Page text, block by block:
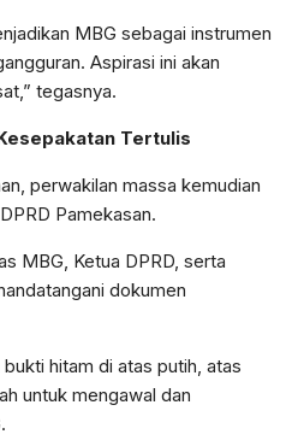
MBG sebagai instrumen
Aspirasi ini akan
tegasnya.
Tertulis
perwakilan massa kemudian
Pamekasan.
MBG, Ketua DPRD, serta
dokumen
hitam di atas putih, atas
untuk mengawal dan